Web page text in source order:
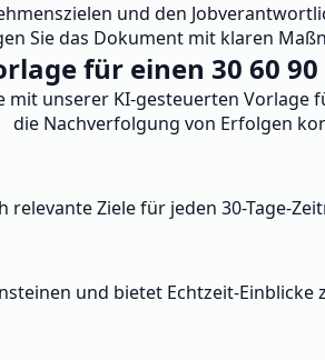
und den
Sie das Dokument mit klaren
für einen 30 60 90
unserer KI-gesteuerten
die Nachverfolgung von Erfolgen
Ziele für jeden 30-Tage-
und bietet Echtzeit-